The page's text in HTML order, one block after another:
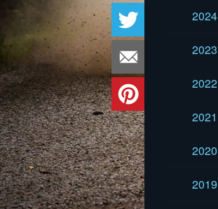
2024
2023
2022
2021
2020
2019